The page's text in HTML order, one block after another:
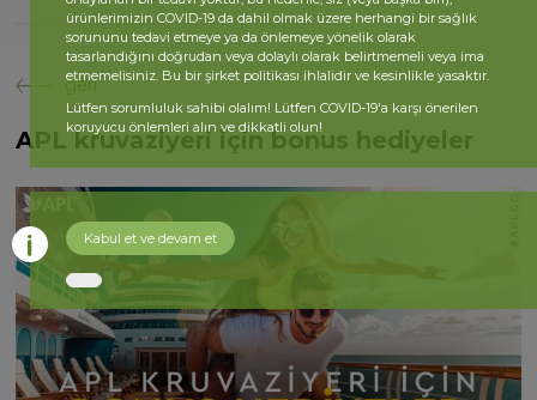
geri
APL kruvaziyeri için bonus hediyeler
ürünlerimizin COVID-19 da dahil olmak üzere herhangi bir sağlık
sorununu tedavi etmeye ya da önlemeye yönelik olarak
tasarlandığını doğrudan veya dolaylı olarak belirtmemeli veya ima
etmemelisiniz. Bu bir şirket politikası ihlalidir ve kesinlikle yasaktır.
Lütfen sorumluluk sahibi olalım! Lütfen COVID-19'a karşı önerilen
koruyucu önlemleri alın ve dikkatli olun!
Kabul et ve devam et